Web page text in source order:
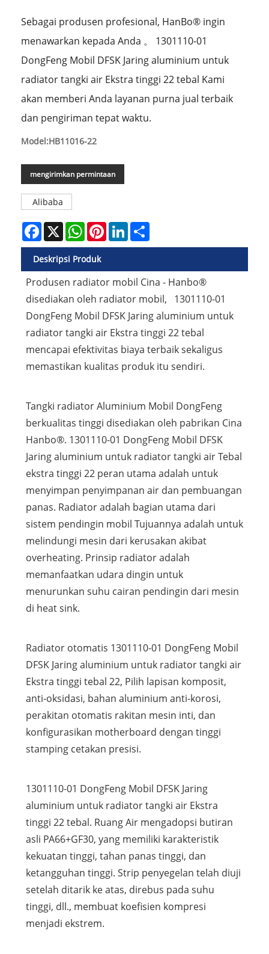
Sebagai produsen profesional, HanBo® ingin
menawarkan kepada Anda 。 1301110-01
DongFeng Mobil DFSK Jaring aluminium untuk
radiator tangki air Ekstra tinggi 22 tebal Kami
akan memberi Anda layanan purna jual terbaik
dan pengiriman tepat waktu.
Model:HB11016-22
mengirimkan permintaan
Alibaba
Facebook
X WhatsAppPinterestLinkedIn
Deskripsi Produk
Produsen radiator mobil Cina - Hanbo®
disediakan oleh radiator mobil, 1301110-01
DongFeng Mobil DFSK Jaring aluminium untuk
radiator tangki air Ekstra tinggi 22 tebal
mencapai efektivitas biaya terbaik sekaligus
memastikan kualitas produk itu sendiri.
Tangki radiator Aluminium Mobil DongFeng
berkualitas tinggi disediakan oleh pabrikan Cina
Hanbo®. 1301110-01 DongFeng Mobil DFSK
Jaring aluminium untuk radiator tangki air Tebal
ekstra tinggi 22 peran utama adalah untuk
menyimpan penyimpanan air dan pembuangan
panas. Radiator adalah bagian utama dari
sistem pendingin mobil Tujuannya adalah untuk
melindungi mesin dari kerusakan akibat
overheating. Prinsip radiator adalah
memanfaatkan udara dingin untuk
menurunkan suhu cairan pendingin dari mesin
di heat sink.
Radiator otomatis 1301110-01 DongFeng Mobil
DFSK Jaring aluminium untuk radiator tangki air
Ekstra tinggi tebal 22, Pilih lapisan komposit,
anti-oksidasi, bahan aluminium anti-korosi,
perakitan otomatis rakitan mesin inti, dan
konfigurasikan motherboard dengan tinggi
stamping cetakan presisi.
1301110-01 DongFeng Mobil DFSK Jaring
aluminium untuk radiator tangki air Ekstra
tinggi 22 tebal. Ruang Air mengadopsi butiran
asli PA66+GF30, yang memiliki karakteristik
kekuatan tinggi, tahan panas tinggi, dan
ketangguhan tinggi. Strip penyegelan telah diuji
setelah ditarik ke atas, direbus pada suhu
tinggi, dll., membuat koefisien kompresi
menjadi ekstrem.